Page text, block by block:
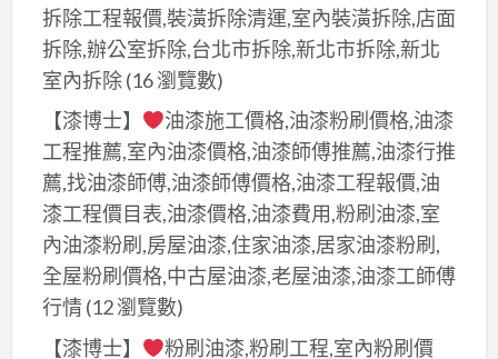
拆除工程報價,裝潢拆除清運,室內裝潢拆除,店面
拆除,辦公室拆除,台北市拆除,新北市拆除,新北
室內拆除(16 瀏覽數)
【漆博士】
油漆施工價格,油漆粉刷價格,油漆
工程推薦,室內油漆價格,油漆師傅推薦,油漆行推
薦,找油漆師傅,油漆師傅價格,油漆工程報價,油
漆工程價目表,油漆價格,油漆費用,粉刷油漆,室
內油漆粉刷,房屋油漆,住家油漆,居家油漆粉刷,
全屋粉刷價格,中古屋油漆,老屋油漆,油漆工師傅
行情(12 瀏覽數)
【漆博士】
粉刷油漆,粉刷工程,室內粉刷價